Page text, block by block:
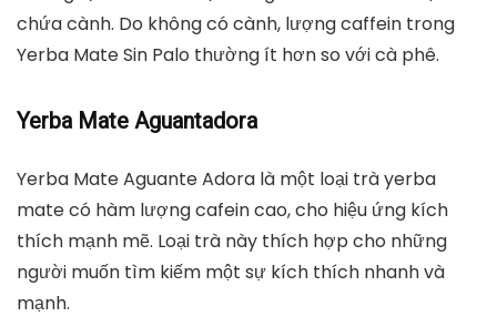
chứa cành. Do không có cành, lượng caffein trong
Yerba Mate Sin Palo thường ít hơn so với cà phê.
Yerba Mate Aguantadora
Yerba Mate Aguante Adora là một loại trà yerba
mate có hàm lượng cafein cao, cho hiệu ứng kích
thích mạnh mẽ. Loại trà này thích hợp cho những
người muốn tìm kiếm một sự kích thích nhanh và
mạnh.